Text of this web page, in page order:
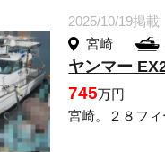
2025/10/19掲載
宮崎
ヤンマー
745万円
宮崎。２８フ